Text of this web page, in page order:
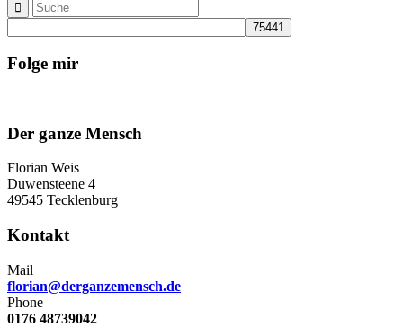
Folge mir
Der ganze Mensch
Florian Weis
Duwensteene 4
49545 Tecklenburg
Kontakt
Mail
florian@derganzemensch.de
Phone
0176 48739042